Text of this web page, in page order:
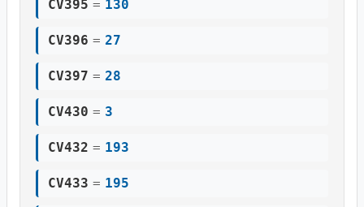
CV395 = 130
CV396 = 27
CV397 = 28
CV430 = 3
CV432 = 193
CV433 = 195